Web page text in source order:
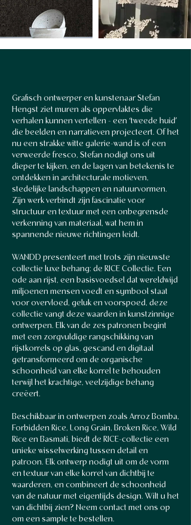
Grafisch ontwerper en kunstenaar Stefan
Hengst ziet muren als oppervlaktes die
verhalen kunnen vertellen - een ‘tweede huid’
die beelden en narratieven projecteert. Of het
nu een strakke witte galerie-wand is of een
verweerde fresco, Stefan nodigt ons uit
dieper te kijken, en de lagen van betekenis te
ontdekken in architecturale motieven,
stedelijke landschappen en natuurvormen.
Zijn werk verbindt zijn fascinatie voor
structuur en textuur met een onbegrensde
verkenning van materiaal, wat hem in
spannende nieuwe richtingen leidt.
WANDD presenteert met trots zijn nieuwste
collectie luxe behang: de RICE Collectie. Een
ode aan rijst, een basisvoedsel dat wereldwijd
miljoenen mensen voedt en symbool staat
voor overvloed, geluk en voorspoed, deze
collectie vangt deze waarden in kunstzinnige
ontwerpen. Elk van de zes patronen begint
met een zorgvuldige rangschikking van
rijstkorrels op glas, gescand en digitaal
getransformeerd om de organische
schoonheid van elke korrel te behouden
terwijl het krachtige, veelzijdige behang
creëert.
Beschikbaar in ontwerpen zoals Arroz Bomba,
Forbidden Rice, Long Grain, Broken Rice, Wild
Rice en Basmati, biedt de RICE-collectie een
unieke wisselwerking tussen detail en
patroon. Elk ontwerp nodigt uit om de vorm
en textuur van elke korrel van dichtbij te
waarderen, en combineert de schoonheid
van de natuur met eigentijds design. Wilt u het
van dichtbij zien? Neem contact met ons op
om een sample te bestellen.